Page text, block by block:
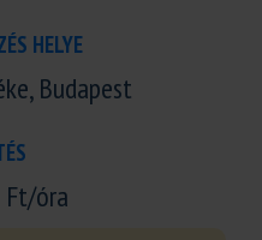
HELYE
Budapest
Ft/óra